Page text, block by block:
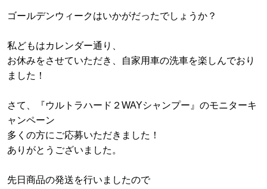
ゴールデンウィークはいかがだったでしょうか？
私どもはカレンダー通り、
お休みをさせていただき、自家用車の洗車を楽しんでおり
ました！
さて、『ウルトラハード２WAYシャンプー』のモニターキ
ャンペーン
多くの方にご応募いただきました！
ありがとうございました。
先日商品の発送を行いましたので